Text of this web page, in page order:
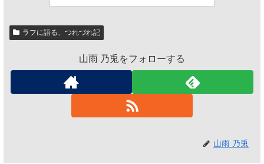
ラフに語る、つれづれ記
山雨 乃兎をフォローする
山雨 乃兎